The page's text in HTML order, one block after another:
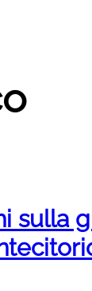
sulla